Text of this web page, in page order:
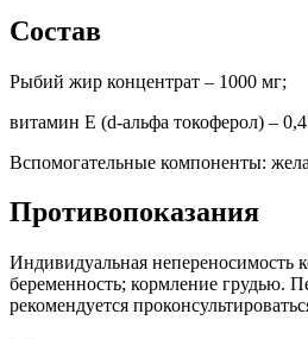
Состав
Рыбий жир концентрат – 1000 мг;
витамин Е (d-альфа токоферол) –
Вспомогательные компоненты:
Противопоказания
Индивидуальная непереносимость
беременность; кормление грудью.
рекомендуется